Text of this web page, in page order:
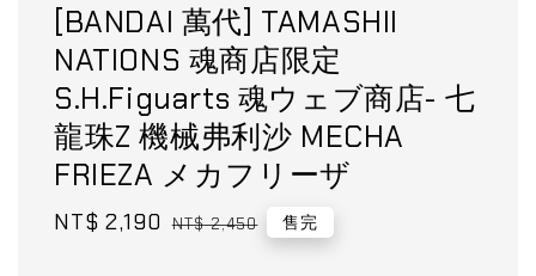
[BANDAI 萬代] TAMASHII
NATIONS 魂商店限定
S.H.Figuarts 魂ウェブ商店- 七
龍珠Z 機械弗利沙 MECHA
FRIEZA メカフリーザ
Sale
NT$ 2,190 Regular
NT$ 2,450 售完